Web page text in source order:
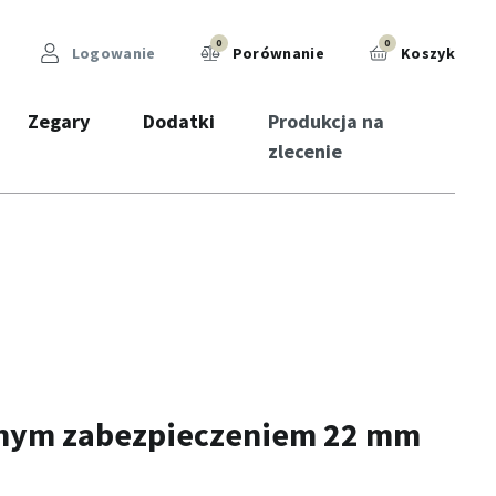
Logowanie 0 Porównanie 0 Koszyk
Zegary Dodatki
Produkcja na
zlecenie
zabezpieczeniem 22 mm